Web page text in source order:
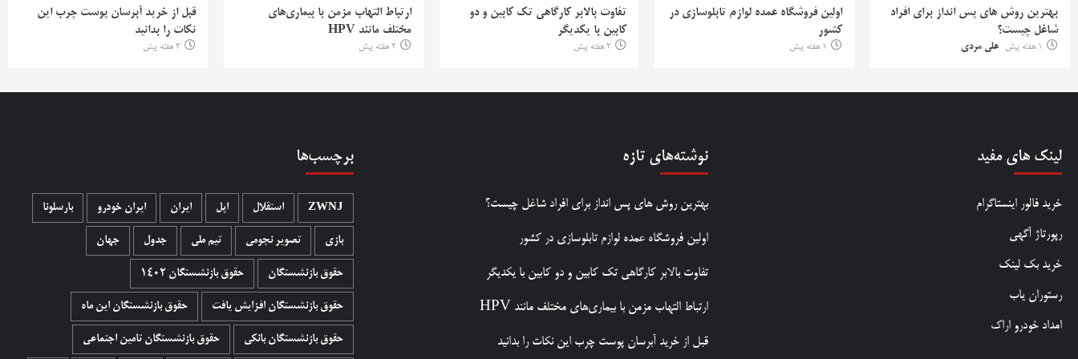
بهترین روش‌ های پس‌ انداز برای افراد
شاغل چیست؟
1 هفته پیش علی مردی
اولین فروشگاه عمده لوازم تابلوسازی در
کشور
1 هفته پیش
تفاوت بالابر کارگاهی تک کابین و دو
کابین با یکدیگر
2 هفته پیش
ارتباط التهاب مزمن با بیماری‌های
مختلف مانند HPV
2 هفته پیش
قبل از خرید آبرسان پوست چرب این
نکات را بدانید
2 هفته پیش
لینک های مفید
خرید فالور اینستاگرام
رپورتاژ آگهی
خرید بک لینک
رستوران یاب
امداد خودرو اراک
نوشته‌های تازه
بهترین روش‌ های پس‌ انداز برای افراد شاغل چیست؟
اولین فروشگاه عمده لوازم تابلوسازی در کشور
تفاوت بالابر کارگاهی تک کابین و دو کابین با یکدیگر
ارتباط التهاب مزمن با بیماری‌های مختلف مانند HPV
قبل از خرید آبرسان پوست چرب این نکات را بدانید
برچسب‌ها
ZWNJ استقلال اپل ایران ایران خودرو بارسلونا
بازی تصویر نجومی تیم ملی جدول جهان
حقوق بازنشستگان حقوق بازنشستگان 1402
حقوق بازنشستگان افزایش یافت حقوق بازنشستگان این ماه
حقوق بازنشستگان بانکی حقوق بازنشستگان تامین اجتماعی